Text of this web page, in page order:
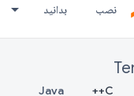
نصب بدانید
C++
Java